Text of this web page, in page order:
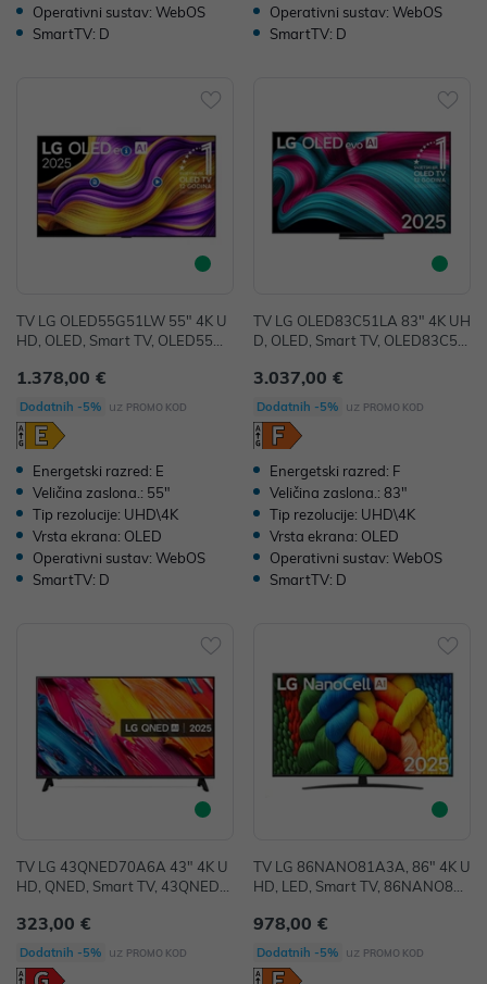
Operativni sustav: WebOS
SmartTV: D
Operativni sustav: WebOS
SmartTV: D
TV LG OLED55G51LW 55" 4K U
HD, OLED, Smart TV, OLED55G5
1.378,00 €
Dodatnih -5% uz PROMO KOD
Energetski razred: E
Veličina zaslona.: 55"
Tip rezolucije: UHD\4K
Vrsta ekrana: OLED
Operativni sustav: WebOS
SmartTV: D
TV LG OLED83C51LA 83" 4K UH
D, OLED, Smart TV, OLED83C51
3.037,00 €
Dodatnih -5% uz PROMO KOD
Energetski razred: F
Veličina zaslona.: 83"
Tip rezolucije: UHD\4K
Vrsta ekrana: OLED
Operativni sustav: WebOS
SmartTV: D
TV LG 43QNED70A6A 43" 4K U
HD, QNED, Smart TV, 43QNED7
323,00 €
Dodatnih -5% uz PROMO KOD
TV LG 86NANO81A3A, 86" 4K U
HD, LED, Smart TV, 86NANO81
978,00 €
Dodatnih -5% uz PROMO KOD